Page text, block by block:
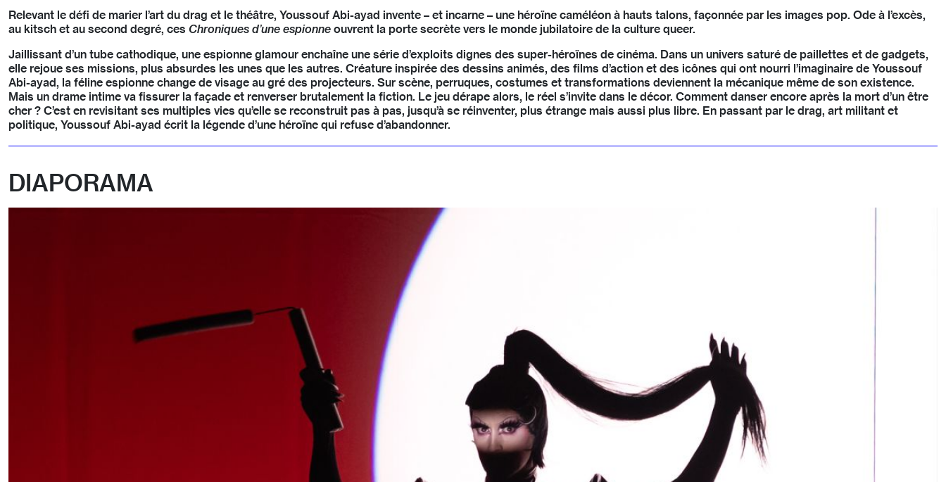
Relevant le défi de marier l’art du drag et le théâtre, Youssouf Abi-ayad invente – et incarne – une héroïne caméléon à hauts talons, façonnée par les images pop. Ode à l’excès,
au kitsch et au second degré, ces Chroniques d’une espionne ouvrent la porte secrète vers le monde jubilatoire de la culture queer.
Jaillissant d’un tube cathodique, une espionne glamour enchaîne une série d’exploits dignes des super-héroïnes de cinéma. Dans un univers saturé de paillettes et de gadgets,
elle rejoue ses missions, plus absurdes les unes que les autres. Créature inspirée des dessins animés, des films d’action et des icônes qui ont nourri l’imaginaire de Youssouf
Abi-ayad, la féline espionne change de visage au gré des projecteurs. Sur scène, perruques, costumes et transformations deviennent la mécanique même de son existence.
Mais un drame intime va fissurer la façade et renverser brutalement la fiction. Le jeu dérape alors, le réel s’invite dans le décor. Comment danser encore après la mort d’un être
cher ? C’est en revisitant ses multiples vies qu’elle se reconstruit pas à pas, jusqu’à se réinventer, plus étrange mais aussi plus libre. En passant par le drag, art militant et
politique, Youssouf Abi-ayad écrit la légende d’une héroïne qui refuse d’abandonner.
DIAPORAMA